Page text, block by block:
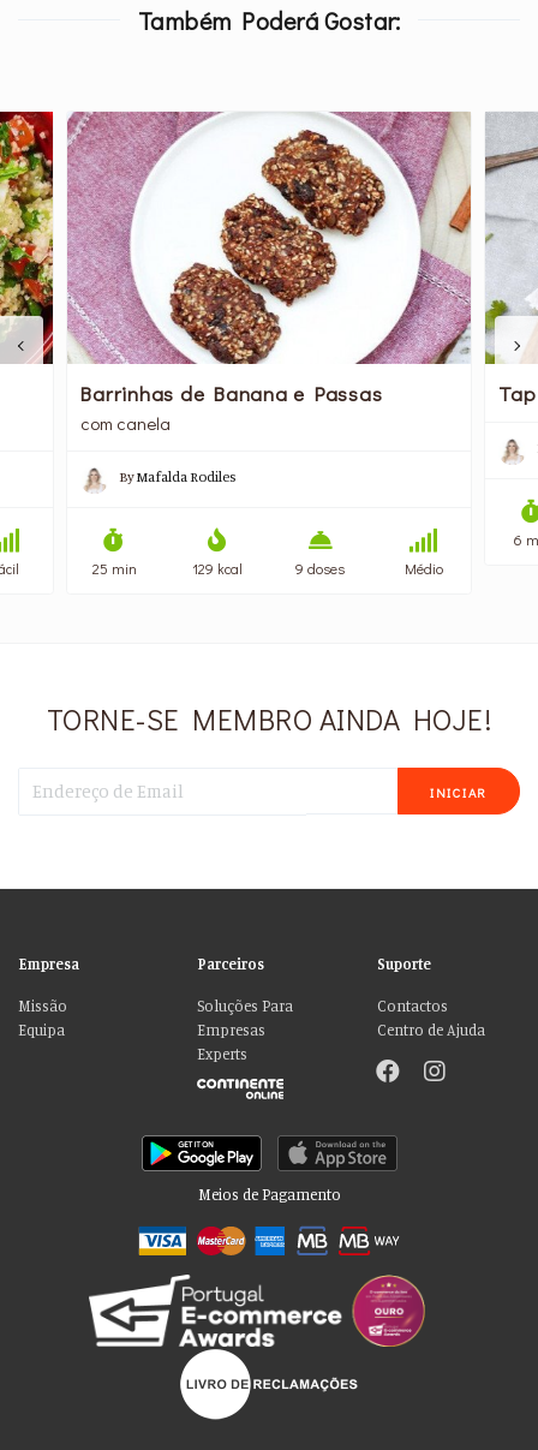
Também Poderá Gostar:
Barrinhas de Banana e Passas
com canela
ByMafalda Rodiles
25 min 129 kcal 9 doses Médio
6
TORNE-SE MEMBRO AINDA HOJE!
INICIAR
Empresa
Missão
Equipa
Parceiros
Soluções Para
Empresas
Experts
Suporte
Contactos
Centro de Ajuda
Meios de Pagamento
Por favor aceite as nossas deliciosas